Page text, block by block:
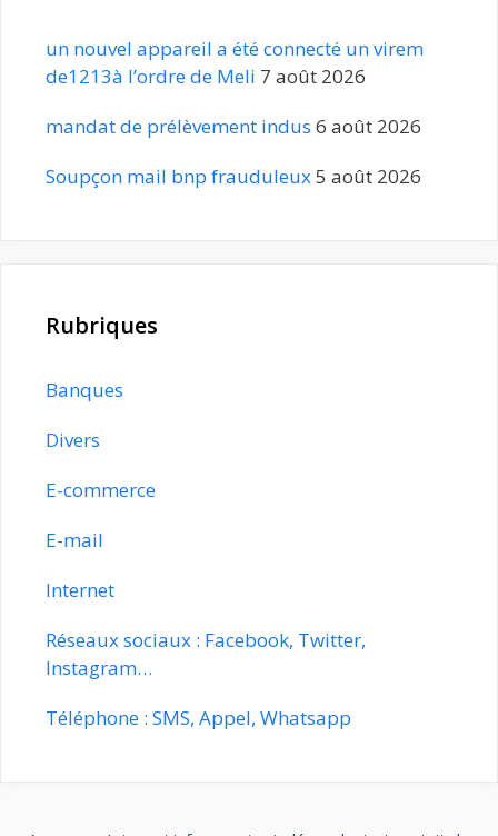
un nouvel appareil a été connecté un virem
de1213à l’ordre de Meli 7 août 2026
mandat de prélèvement indus 6 août 2026
Soupçon mail bnp frauduleux5 août 2026
Rubriques
Banques
Divers
E-commerce
E-mail
Internet
Réseaux sociaux : Facebook, Twitter,
Instagram…
Téléphone : SMS, Appel, Whatsapp